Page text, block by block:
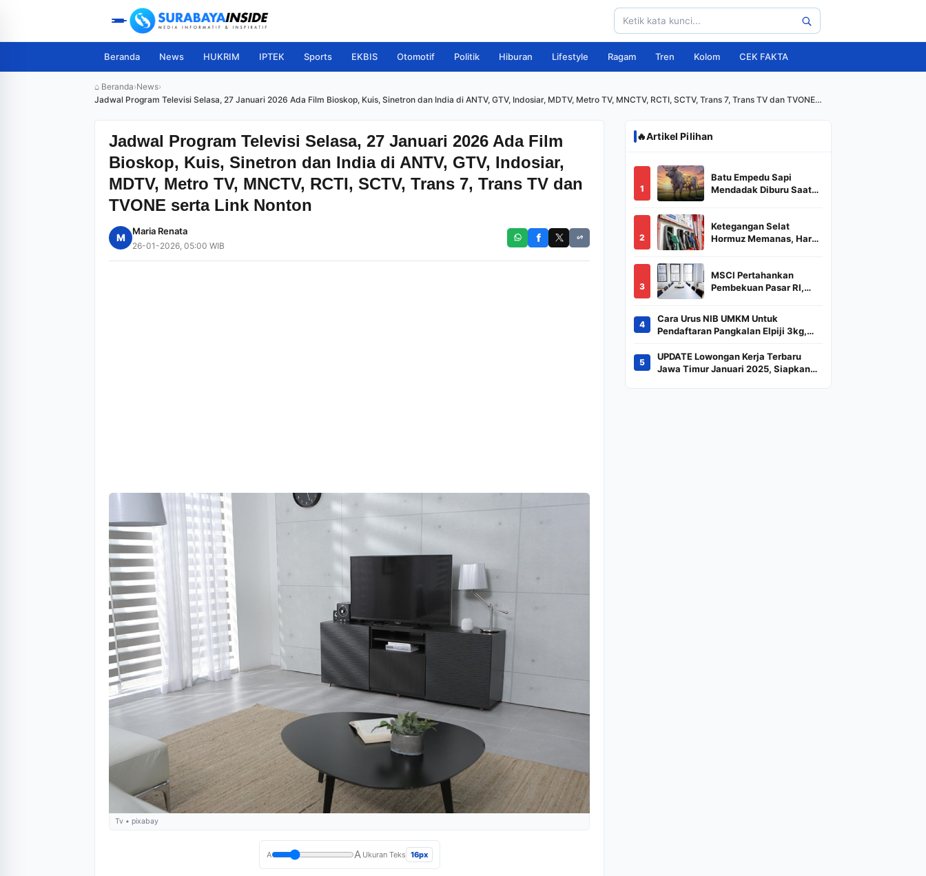
Beranda News HUKRIM IPTEK Sports EKBIS Otomotif Politik Hiburan Lifestyle Ragam Tren Kolom CEK FAKTA
⌂ Beranda›News›
Jadwal Program Televisi Selasa, 27 Januari 2026 Ada Film Bioskop, Kuis, Sinetron dan India di ANTV, GTV, Indosiar, MDTV, Metro TV, MNCTV, RCTI, SCTV, Trans 7, Trans TV dan TVONE
Jadwal Program Televisi Selasa, 27 Januari 2026 Ada Film
Bioskop, Kuis, Sinetron dan India di ANTV, GTV, Indosiar,
MDTV, Metro TV, MNCTV, RCTI, SCTV, Trans 7, Trans TV dan
TVONE serta Link Nonton
M
Maria Renata
26-01-2026, 05:00 WIB
Tv • pixabay
A A Ukuran Teks 16px
🔥Artikel Pilihan
1
Batu Empedu Sapi
Mendadak Diburu Saat
Puluhan Juta
2
Ketegangan Selat
Hormuz Memanas, Harga
3
MSCI Pertahankan
Pembekuan Pasar RI,
Indeks
4
Cara Urus NIB UMKM Untuk
Pendaftaran Pangkalan Elpiji 3kg,
Kilogram
5
UPDATE Lowongan Kerja Terbaru
Jawa Timur Januari 2025, Siapkan